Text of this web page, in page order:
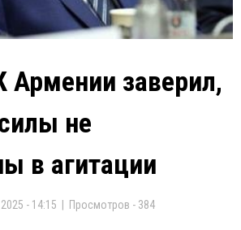
Армении заверил,
не
в агитации
- 14:15 | Просмотров - 384